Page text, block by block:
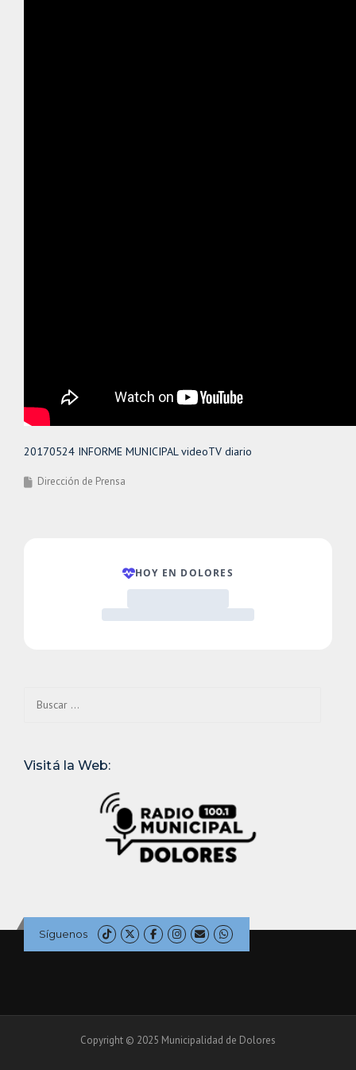
20170524 INFORME MUNICIPAL videoTV diario
Dirección de Prensa
Visitá la Web:
Síguenos
Copyright © 2025 Municipalidad de Dolores